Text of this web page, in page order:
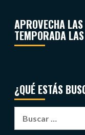
APROVECHA
TEMPORADA
¿QUÉ ESTÁS